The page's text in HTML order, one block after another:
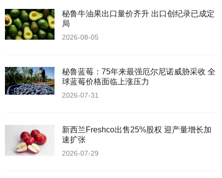
秘鲁牛油果出口量价齐升 出口创纪录已成定
局
2026-08-05
秘鲁蓝莓：75年来最强厄尔尼诺威胁采收 全
球蓝莓价格面临上涨压力
2026-07-31
新西兰Freshco出售25%股权 迎产量增长加
速扩张
2026-07-29